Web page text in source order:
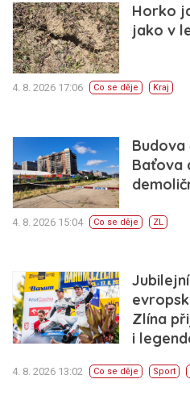
Horko
jako v
4. 8. 2026 17:06 Co se děje Kraj
Budova
Baťova
4. 8. 2026 15:04 Co se děje ZL
Zlína
i
4. 8. 2026 13:02 Co se děje Sport